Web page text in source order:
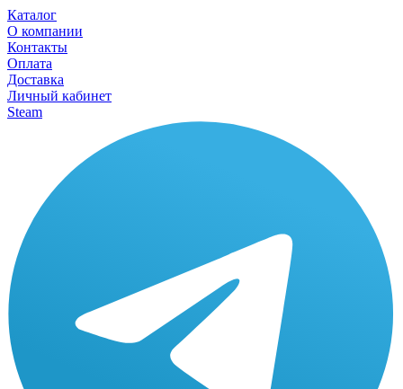
Каталог
О компании
Контакты
Оплата
Доставка
Личный кабинет
Steam